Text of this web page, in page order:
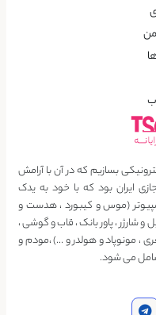
بسازیم که در آن با آرامش
ایران بود که با خود به یدک
(موس و کیبورد ، هدست و
شارژر ، پاور بانک ، قاب و گوشی ،
، مونوپاد و هولدر و …) ،مودم و
شامل می شود.